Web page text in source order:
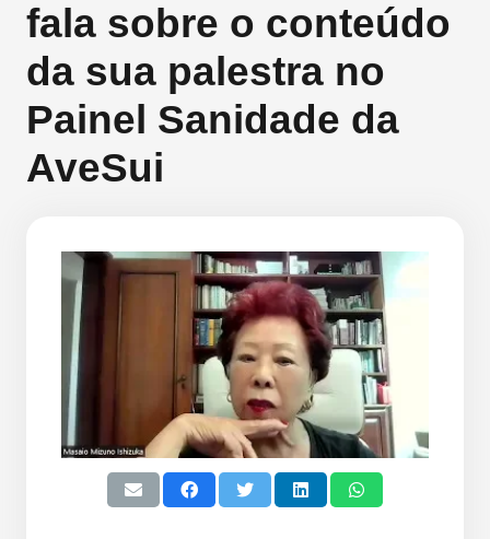
fala sobre o conteúdo
da sua palestra no
Painel Sanidade da
AveSui